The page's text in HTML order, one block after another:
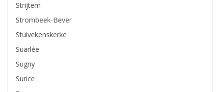
Strijtem
Strombeek-Bever
Stuivekenskerke
Suarlée
Sugny
Surice